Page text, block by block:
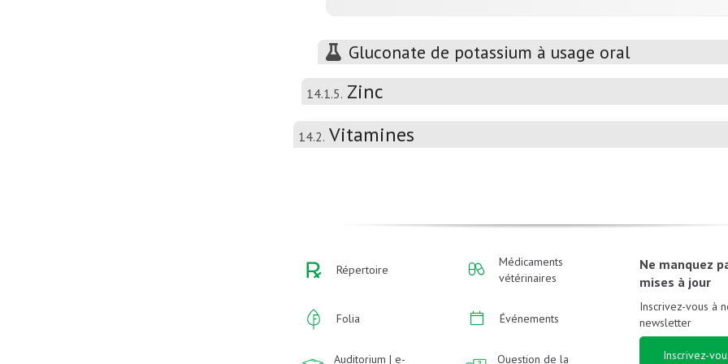
Gluconate de potassium à usage oral
14.1.5. Zinc
14.2. Vitamines
Répertoire
Folia
Auditorium | e-
Médicaments
vétérinaires
Événements
Question de la
Ne manquez
mises à jour
Inscrivez-vous à
newsletter
Inscrivez-